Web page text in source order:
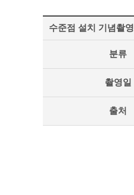
진
갤
페
수준점 설치 기념촬영
분류
촬영일
출처